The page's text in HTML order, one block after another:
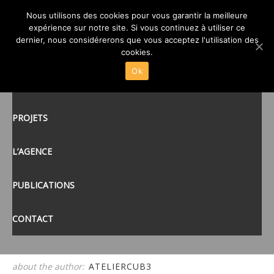
PROJETS
L’AGENCE
PUBLICATIONS
CONTACT
IMG_0058
posté le 24 JUIL 2020/
about the author: ATELIERCUB3
Nous utilisons des cookies pour vous garantir la meilleure
expérience sur notre site. Si vous continuez à utiliser ce
dernier, nous considérerons que vous acceptez l'utilisation des
cookies.
Ok